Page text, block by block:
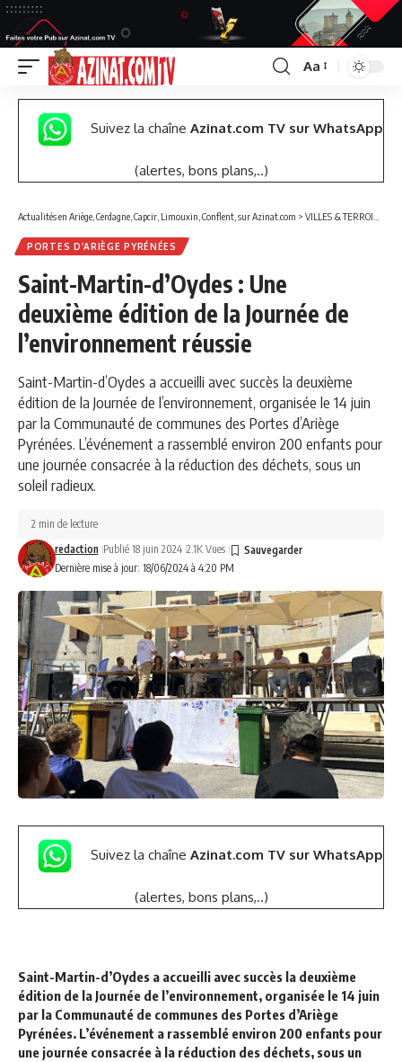
Font
Resizer
Aa
Suivez la chaîne Azinat.com TV sur WhatsApp
(alertes, bons plans,..)
Actualités en Ariège, Cerdagne, Capcir, Limouxin, Conflent, sur Azinat.com > VILLES & TERROIRS DES PYRÉNÉES EST
PORTES D’ARIÈGE PYRÉNÉES
Saint-Martin-d’Oydes : Une
deuxième édition de la Journée de
l’environnement réussie
Saint-Martin-d’Oydes a accueilli avec succès la deuxième
édition de la Journée de l’environnement, organisée le 14 juin
par la Communauté de communes des Portes d’Ariège
Pyrénées. L’événement a rassemblé environ 200 enfants pour
une journée consacrée à la réduction des déchets, sous un
soleil radieux.
Dernière mise à jour: 18/06/2024 à 4:20 PM
redaction Publié 18 juin 2024 2.1K Vues
2 min de lecture
Suivez la chaîne Azinat.com TV sur WhatsApp
(alertes, bons plans,..)
Saint-Martin-d’Oydes a accueilli avec succès la deuxième
édition de la Journée de l’environnement, organisée le 14 juin
par la Communauté de communes des Portes d’Ariège
Pyrénées. L’événement a rassemblé environ 200 enfants pour
une journée consacrée à la réduction des déchets, sous un